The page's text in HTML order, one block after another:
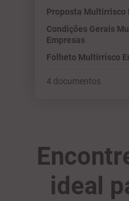
Proposta Multirrisco
Condições Gerais
Empresas
Folheto Multirrisco
4 documentos
ideal